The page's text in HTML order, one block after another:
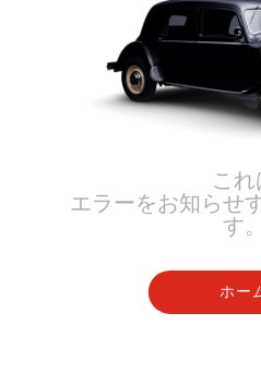
これ
エラーをお知らせ
す。
ホー